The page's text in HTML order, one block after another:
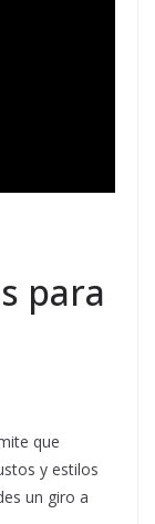
para
que
y estilos
un giro a